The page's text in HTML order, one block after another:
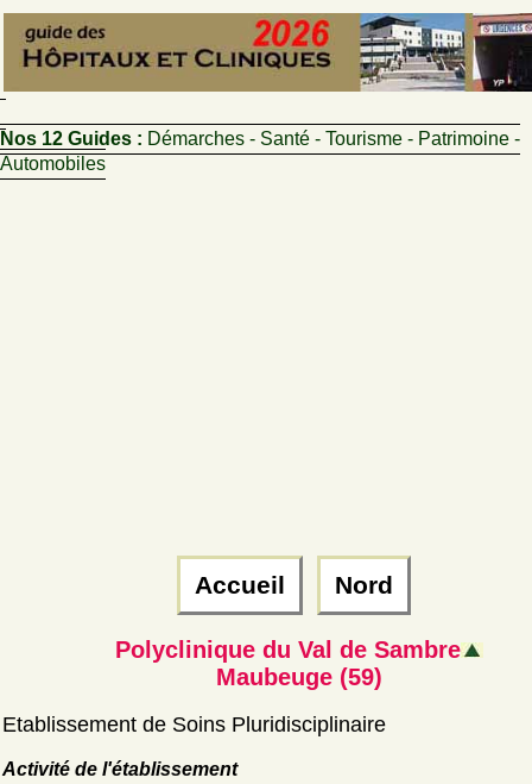
Nos 12 Guides : Démarches - Santé - Tourisme - Patrimoine -
Automobiles
Accueil Nord
Polyclinique du Val de Sambre
Maubeuge (59)
Etablissement de Soins Pluridisciplinaire
Activité de l'établissement